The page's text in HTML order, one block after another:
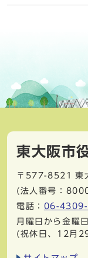
東大阪市
〒577-8521
東
(法人番号：
電話： 06-
月曜日から金曜
(祝休日、12月